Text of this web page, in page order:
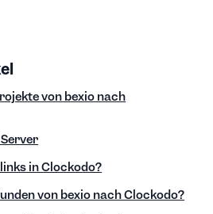
von bexio nach
in Clockodo?
von bexio nach Clockodo?